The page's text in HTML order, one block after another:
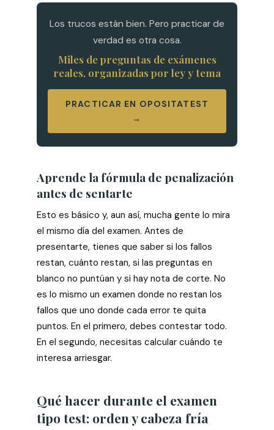
Los trucos están bien. Pero practicar de
verdad es otra cosa.
Miles de preguntas de exámenes
reales, organizadas por ley y tema
PRACTICAR EN OPOSITATEST
→
Aprende la fórmula de penalización
antes de sentarte
Esto es básico y, aun así, mucha gente lo mira
el mismo día del examen. Antes de
presentarte, tienes que saber si los fallos
restan, cuánto restan, si las preguntas en
blanco no puntúan y si hay nota de corte. No
es lo mismo un examen donde no restan los
fallos que uno donde cada error te quita
puntos. En el primero, debes contestar todo.
En el segundo, necesitas calcular cuándo te
interesa arriesgar.
Qué hacer durante el examen
tipo test: orden y cabeza fría